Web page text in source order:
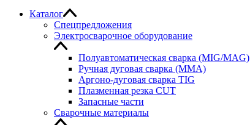
Каталог
Спецпредложения
Электросварочное оборудование
Полуавтоматическая сварка (MIG/MAG)
Ручная дуговая сварка (MMA)
Аргоно-дуговая сварка TIG
Плазменная резка CUT
Запасные части
Сварочные материалы